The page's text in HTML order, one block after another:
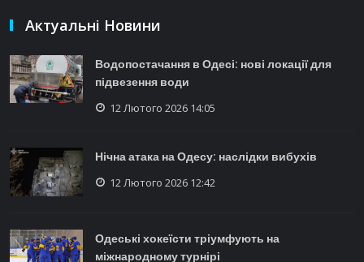
Актуальні Новини
Водопостачання в Одесі: нові локації для
підвезення води
12 Лютого 2026 14:05
Нічна атака на Одесу: наслідки вибухів
12 Лютого 2026 12:42
Одеські хокеїсти тріумфують на
міжнародному турнірі